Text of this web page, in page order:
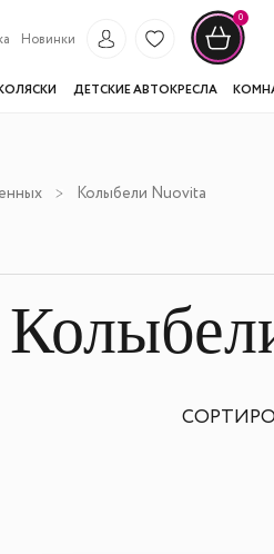
Новинки
0
ДЕТСКИЕ АВТОКРЕСЛА
Колыбели Nuovita